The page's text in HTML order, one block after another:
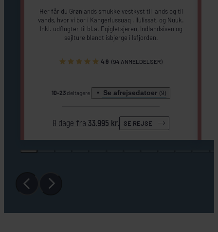
Her får du Grønlands smukke vestkyst til lands og til
vands, hvor vi bor i Kangerlussuaq , Ilulissat, og Nuuk.
Inkl. udflugter til bl.a. Eqigletsjeren, Indlandsisen og
sejlture blandt isbjerge i Isfjorden.
4.9 (94 ANMELDELSER)
10-23 deltagere Se afrejsedatoer (9)
8 dage fra33.995 kr. SE REJSE